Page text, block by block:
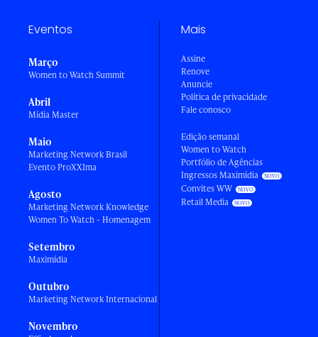
Eventos
Março
Women to Watch Summit
Abril
Mídia Master
Maio
Marketing Network Brasil
Evento ProXXIma
Agosto
Marketing Network Knowledge
Women To Watch - Homenagem
Setembro
Maximídia
Outubro
Marketing Network Internacional
Novembro
Mais
Assine
Renove
Anuncie
Política de privacidade
Fale conosco
Edição semanal
Women to Watch
Portfólio de Agências
Ingressos Maximídia
Convites WW
Retail Media